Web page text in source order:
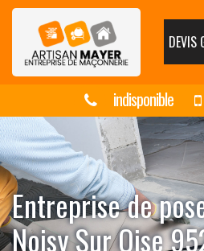
DEVIS
indisponible
Entreprise de
Noisy Sur Oise